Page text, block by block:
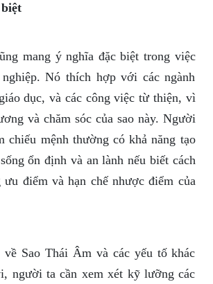
mang ý nghĩa đặc biệt trong việc
Nó thích hợp với các ngành
dục, và các công việc từ thiện, vì
và chăm sóc của sao này. Người
chiếu mệnh thường có khả năng tạo
ổn định và an lành nếu biết cách
ưu điểm và hạn chế nhược điểm của
Sao Thái Âm và các yếu tố khác
người ta cần xem xét kỹ lưỡng các